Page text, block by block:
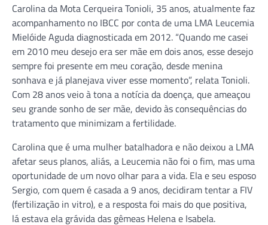
Carolina da Mota Cerqueira Tonioli, 35 anos, atualmente faz
acompanhamento no IBCC por conta de uma LMA Leucemia
Mielóide Aguda diagnosticada em 2012. “Quando me casei
em 2010 meu desejo era ser mãe em dois anos, esse desejo
sempre foi presente em meu coração, desde menina
sonhava e já planejava viver esse momento”, relata Tonioli.
Com 28 anos veio à tona a notícia da doença, que ameaçou
seu grande sonho de ser mãe, devido às consequências do
tratamento que minimizam a fertilidade.
Carolina que é uma mulher batalhadora e não deixou a LMA
afetar seus planos, aliás, a Leucemia não foi o fim, mas uma
oportunidade de um novo olhar para a vida. Ela e seu esposo
Sergio, com quem é casada a 9 anos, decidiram tentar a FIV
(fertilização in vitro), e a resposta foi mais do que positiva,
lá estava ela grávida das gêmeas Helena e Isabela.